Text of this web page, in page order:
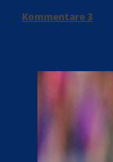
Kommentare3